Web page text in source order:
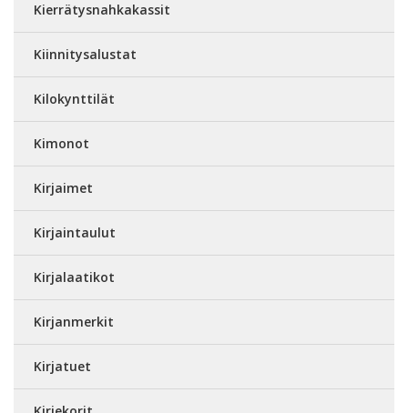
Kierrätysnahkakassit
Kiinnitysalustat
Kilokynttilät
Kimonot
Kirjaimet
Kirjaintaulut
Kirjalaatikot
Kirjanmerkit
Kirjatuet